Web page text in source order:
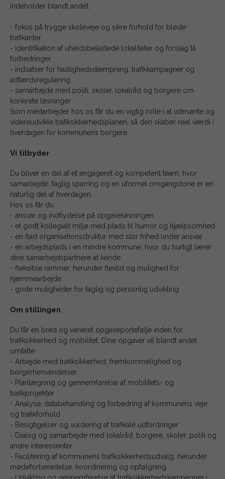
indeholder blandt andet:
- fokus på trygge skoleveje og sikre forhold for bløde
trafikanter
- identifikation af uheldsbelastede lokaliteter og forslag til
forbedringer
- indsatser for hastighedsdæmpning, trafikkampagner og
adfærdsregulering
- samarbejde med politi, skoler, lokalråd og borgere om
konkrete løsninger
Som medarbejder hos os får du en vigtig rolle i at udmønte og
videreudvikle trafiksikkerhedsplanen, så den skaber reel værdi i
hverdagen for kommunens borgere.
Vi tilbyder
Du bliver en del af et engageret og kompetent team, hvor
samarbejde, faglig sparring og en uformel omgangstone er en
naturlig del af hverdagen.
Hos os får du:
- ansvar og indflydelse på opgaveløsningen
- et godt kollegialt miljø med plads til humor og hjælpsomhed
- en flad organisationsstruktur med stor frihed under ansvar
- en arbejdsplads i en mindre kommune, hvor du hurtigt lærer
dine samarbejdspartnere at kende
- fleksible rammer, herunder flextid og mulighed for
hjemmearbejde
- gode muligheder for faglig og personlig udvikling
Om stillingen
Du får en bred og varieret opgaveportefølje inden for
trafiksikkerhed og mobilitet. Dine opgaver vil blandt andet
omfatte:
- Arbejde med trafiksikkerhed, fremkommelighed og
borgerhenvendelser
- Planlægning og gennemførelse af mobilitets- og
trafikprojekter
- Analyse, databehandling og forbedring af kommunens veje
og trafikforhold
- Besigtigelser og vurdering af trafikale udfordringer
- Dialog og samarbejde med lokalråd, borgere, skoler, politi og
andre interessenter
- Facilitering af kommunens trafiksikkerhedsudvalg, herunder
mødeforberedelse, koordinering og opfølgning